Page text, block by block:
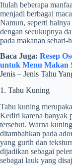
Itulah beberapa
menjadi berbagai
Namun, seperti
dengan secukupnya
pada makanan sehari-
Baca Juga: Resep
untuk Menu Makan
Jenis – Jenis Tahu
1. Tahu Kuning
Tahu kuning
Kediri karena banyak
tersebut. Warna
ditambahkan pada
yang gurih dan
dijadikan sebagai
sebagai lauk yang